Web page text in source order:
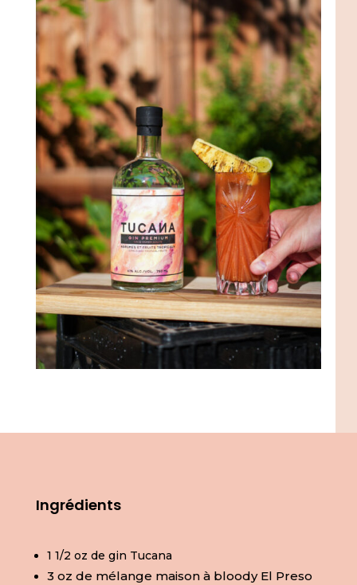
Ingrédients
1 1/2 oz de gin Tucana
3 oz de mélange maison à bloody El Preso